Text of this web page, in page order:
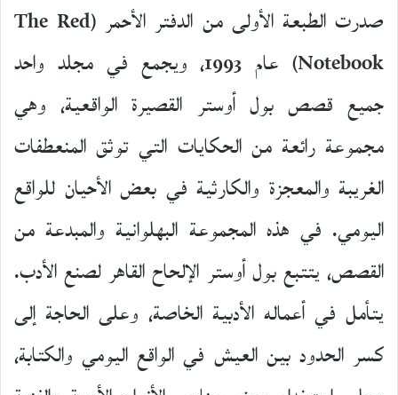
صدرت الطبعة الأولى من الدفتر الأحمر (The Red
Notebook) عام 1993، ويجمع في مجلد واحد
جميع قصص بول أوستر القصيرة الواقعية، وهي
مجموعة رائعة من الحكايات التي توثق المنعطفات
الغريبة والمعجزة والكارثية في بعض الأحيان للواقع
اليومي. في هذه المجموعة البهلوانية والمبدعة من
القصص، يتتبع بول أوستر الإلحاح القاهر لصنع الأدب.
يتأمل في أعماله الأدبية الخاصة، وعلى الحاجة إلى
كسر الحدود بين العيش في الواقع اليومي والكتابة،